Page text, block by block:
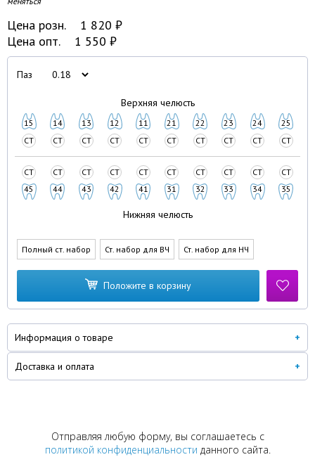
Цена розн. 1 820 ₽
Цена опт.
1 550 ₽
Паз
Верхняя челюсть
15
СТ
14
СТ
13
СТ
12
СТ
11
СТ
21
СТ
22
СТ
23
СТ
24
СТ
25
СТ
Нижняя челюсть
45
СТ
44
СТ
43
СТ
42
СТ
41
СТ
31
СТ
32
СТ
33
СТ
34
СТ
35
СТ
Полный ст. набор Ст. набор для ВЧ Ст. набор для НЧ
Положите в корзину
Информация о товаре
Доставка и оплата
Отправляя любую форму, вы соглашаетесь с
политикой конфиденциальности данного сайта.